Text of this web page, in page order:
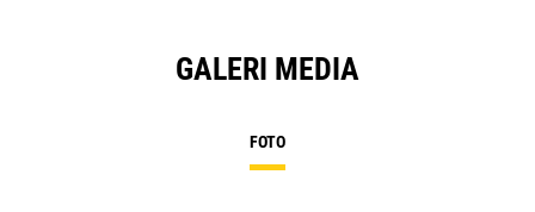
GALERI MEDIA
FOTO